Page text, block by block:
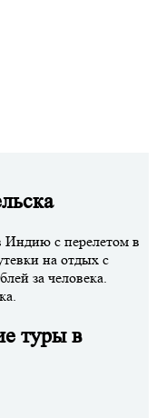
Индию с перелетом в
на отдых с
за человека.
туры в